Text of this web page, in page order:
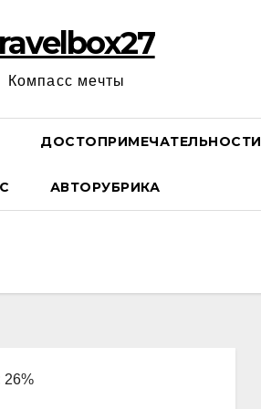
Компасс мечты
ДОСТОПРИМЕЧАТЕЛЬНОСТИ
АВТОРУБРИКА
26%